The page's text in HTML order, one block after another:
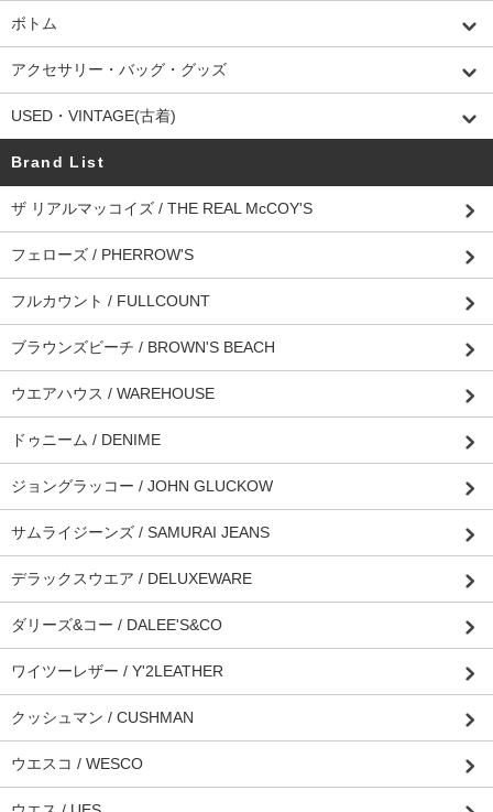
ボトム
アクセサリー・バッグ・グッズ
USED・VINTAGE(古着)
Brand List
ザ リアルマッコイズ / THE REAL McCOY'S
フェローズ / PHERROW'S
フルカウント / FULLCOUNT
ブラウンズビーチ / BROWN'S BEACH
ウエアハウス / WAREHOUSE
ドゥニーム / DENIME
ジョングラッコー / JOHN GLUCKOW
サムライジーンズ / SAMURAI JEANS
デラックスウエア / DELUXEWARE
ダリーズ&コー / DALEE'S&CO
ワイツーレザー / Y'2LEATHER
クッシュマン / CUSHMAN
ウエスコ / WESCO